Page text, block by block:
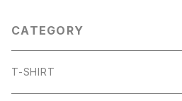
CATEGORY
T-SHIRT